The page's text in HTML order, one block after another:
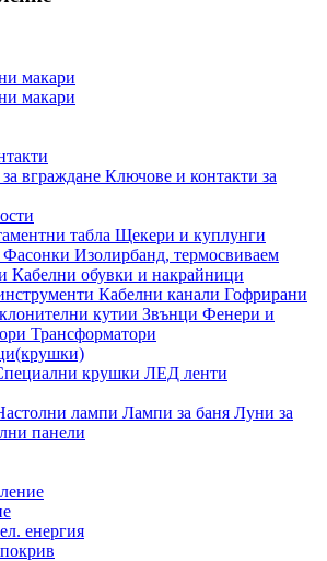
макари
макари
вграждане Ключове и контакти за
табла Щекери и куплунги
Фасонки Изолирбанд, термосвиваем
Кабелни обувки и накрайници
Кабелни канали Гофрирани
кутии Звънци Фенери и
Трансформатори
крушки ЛЕД ленти
лампи Лампи за баня Луни за
панели
енергия